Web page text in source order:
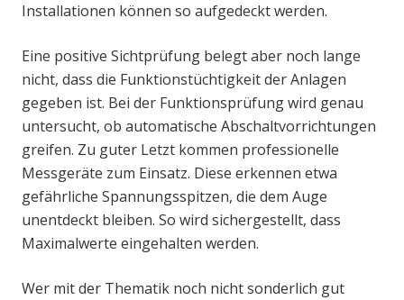
Installationen können so aufgedeckt werden.
Eine positive Sichtprüfung belegt aber noch lange
nicht, dass die Funktionstüchtigkeit der Anlagen
gegeben ist. Bei der Funktionsprüfung wird genau
untersucht, ob automatische Abschaltvorrichtungen
greifen. Zu guter Letzt kommen professionelle
Messgeräte zum Einsatz. Diese erkennen etwa
gefährliche Spannungsspitzen, die dem Auge
unentdeckt bleiben. So wird sichergestellt, dass
Maximalwerte eingehalten werden.
Wer mit der Thematik noch nicht sonderlich gut